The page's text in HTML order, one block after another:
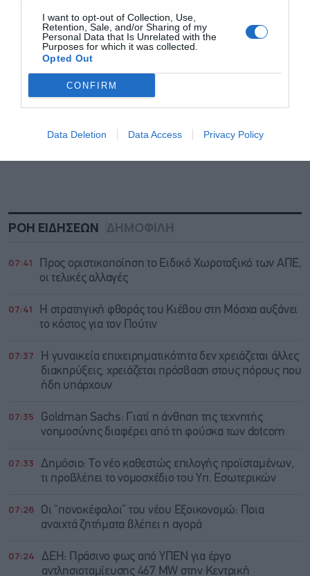
I want to opt-out of Collection, Use,
Retention, Sale, and/or Sharing of my
Personal Data that Is Unrelated with the
Purposes for which it was collected.
Opted Out
CONFIRM
Data Deletion Data Access Privacy Policy
ΡΟΗ ΕΙΔΗΣΕΩΝ ΔΗΜΟΦΙΛΗ
07:41
Προς οριστικοποίηση το Ειδικό Χωροταξικό των ΑΠΕ,
οι τελικές αλλαγές
07:41
Η στρατηγική φθοράς του Κιέβου στη Μόσχα αυξάνει
το κόστος για τον Πούτιν
07:37
Η γυναικεία επιχειρηματικότητα δεν χρειάζεται άλλες
διακηρύξεις, χρειάζεται πρόσβαση στους πόρους που
ήδη υπάρχουν
07:35
Goldman Sachs: Γιατί η άνθηση της τεχνητής
νοημοσύνης διαφέρει από τη φούσκα των dotcom
07:33
Δημόσιο: Το νέο καθεστώς επιλογής προϊσταμένων,
τι προβλέπει το νομοσχέδιο του Υπ. Εσωτερικών
07:28
Οι “πονοκέφαλοι” του νέου Εξοικονομώ: Ποια
ανοιχτά ζητήματα βλέπει η αγορά
07:24
ΔΕΗ: Πράσινο φως από ΥΠΕΝ για έργο
αντλησιοταμίευσης 467 MW στην Κεντρική